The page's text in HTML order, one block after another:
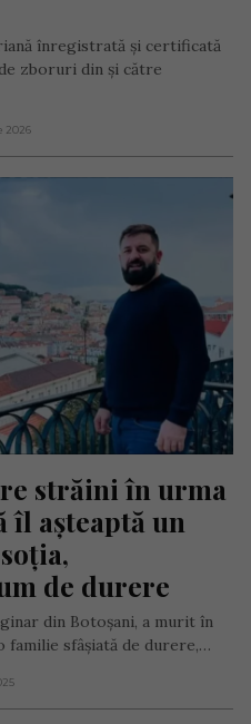
înregistrată și certificată
zboruri din și către
2026
străini în urma
îl așteaptă un
de durere
din Botoșani, a murit în
familie sfâșiată de durere,…